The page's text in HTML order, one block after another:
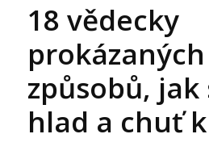
18 vědecky
prokázaných
způsobů,
hlad a chuť